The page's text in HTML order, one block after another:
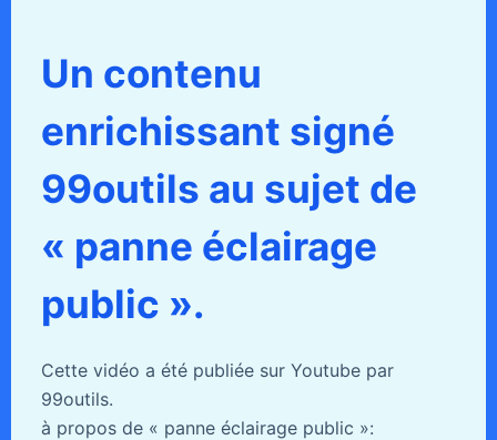
Un contenu
enrichissant signé
99outils au sujet de
« panne éclairage
public ».
Cette vidéo a été publiée sur Youtube par
99outils.
à propos de « panne éclairage public »: